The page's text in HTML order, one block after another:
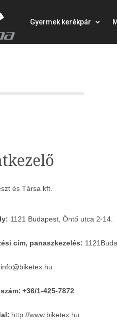
Gyermek kerékpár
és Társa kft.
1121 Budapest, Öntő utca 2-14.
cím, panaszkezelés:
info@biketex.hu
+36/1-425-7872
http://www.biketex.hu